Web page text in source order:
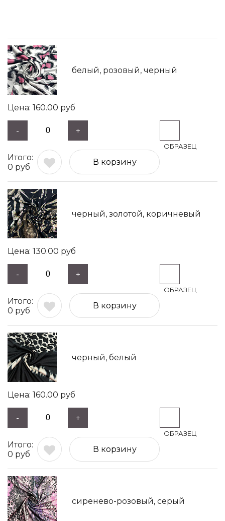
белый, розовый, черный
160.00 руб
- +
0 руб
В корзину
черный, золотой, коричневый
130.00 руб
- +
0 руб
В корзину
черный, белый
160.00 руб
- +
0 руб
В корзину
сиренево-розовый, серый